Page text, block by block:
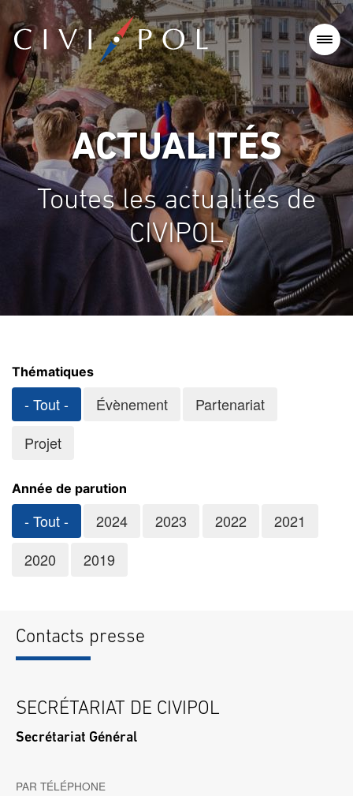
ACTUALITÉS
Toutes les actualités de
CIVIPOL
Thématiques
- Tout - Évènement
Partenariat
Projet
Année de parution
- Tout - 2024 2023 2022
2021
2020
2019
Contacts presse
SECRÉTARIAT DE CIVIPOL
Secrétariat Général
PAR TÉLÉPHONE